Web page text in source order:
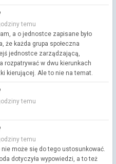
temu
a o jednostce zapisane było
że każda grupa społeczna
jednostce zarządzającą,
rozpatrywać w dwu kierunkach
kierującej. Ale to nie na temat.
temu
temu
może się do tego ustosunkować.
dotyczyła wypowiedzi, a to też